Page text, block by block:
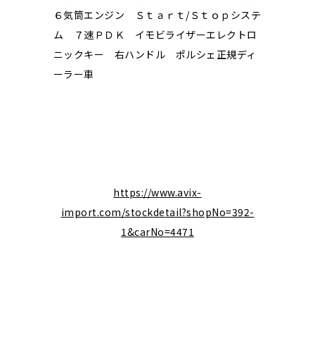
６気筒エンジン Ｓｔａｒｔ/Ｓｔｏｐシステ
ム ７速ＰＤＫ イモビライザーエレクトロ
ニックキー 右ハンドル ポルシェ正規ディ
ーラー車
https://www.avix-
import.com/stockdetail?shopNo=392-
1&carNo=4471